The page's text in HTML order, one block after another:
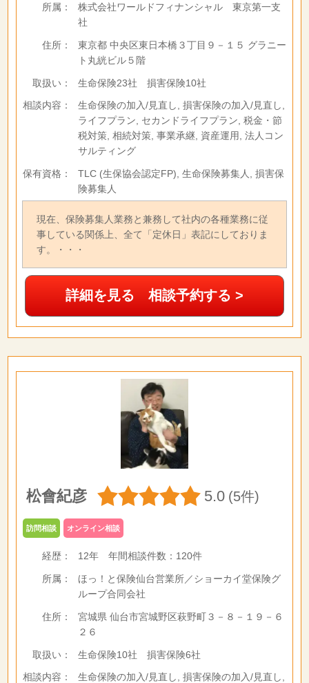
所属：
株式会社ワールドフィナンシャル 東京第一支
社
住所：
東京都 中央区東日本橋３丁目９－１５ グラニー
ト丸絖ビル５階
取扱い：
生命保険23社 損害保険10社
相談内容：
生命保険の加入/見直し, 損害保険の加入/見直し,
ライフプラン, セカンドライフプラン, 税金・節
税対策, 相続対策, 事業承継, 資産運用, 法人コン
サルティング
保有資格：
TLC (生保協会認定FP), 生命保険募集人, 損害保
険募集人
現在、保険募集人業務と兼務して社内の各種業務に従
事している関係上、全て「定休日」表記にしておりま
す。・・・
詳細を見る 相談予約する >
松會紀彦 5.0 (5件)
訪問相談 オンライン相談
経歴： 12年年間相談件数： 120件
所属：
ほっ！と保険仙台営業所／ショーカイ堂保険グ
ループ合同会社
住所：
宮城県 仙台市宮城野区萩野町３－８－１９－６
２６
取扱い：
生命保険10社 損害保険6社
相談内容：
生命保険の加入/見直し, 損害保険の加入/見直し,